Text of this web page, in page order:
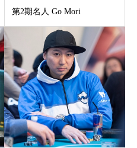
第2期名人 Go Mori